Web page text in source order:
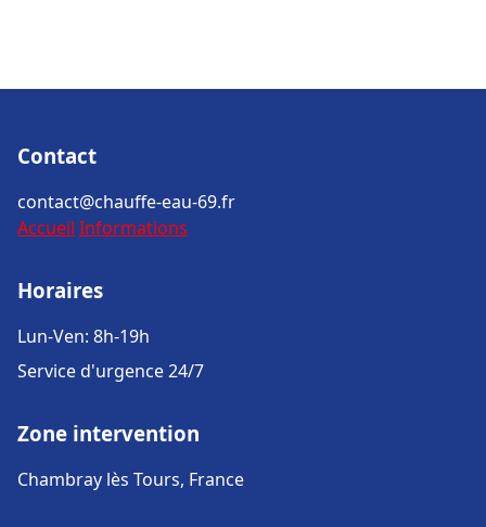
Contact
contact@chauffe-eau-69.fr
Accueil Informations
Horaires
Lun-Ven: 8h-19h
Service d'urgence 24/7
Zone intervention
Chambray lès Tours, France